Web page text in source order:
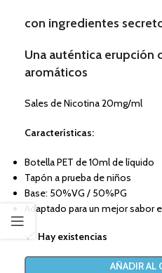
con ingredientes
Una auténtica erupción
aromáticos
Sales de Nicotina 20mg/ml
Características:
Botella PET de 10ml de líquido
Tapón a prueba de niños
Base: 50%VG / 50%PG
Adaptado para un mejor sabor
Hay existencias
AÑADIR AL